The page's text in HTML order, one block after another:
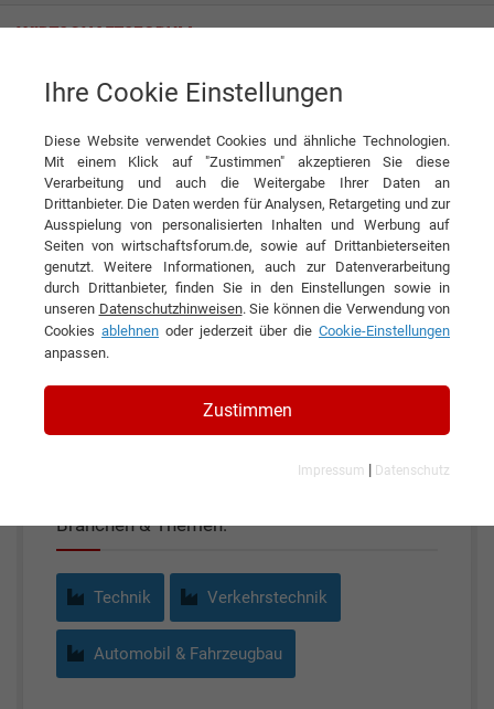
J.A. Becker & Söhne GmbH & Co. KG
KONTAKT
J.A. Becker & Söhne GmbH &
Co. KG
Branchen & Themen:
Technik Verkehrstechnik
Automobil & Fahrzeugbau
Ihre Cookie Einstellungen
Diese Website verwendet Cookies und ähnliche Technologien.
Mit einem Klick auf "Zustimmen" akzeptieren Sie diese
Verarbeitung und auch die Weitergabe Ihrer Daten an
Drittanbieter. Die Daten werden für Analysen, Retargeting und zur
Ausspielung von personalisierten Inhalten und Werbung auf
Seiten von wirtschaftsforum.de, sowie auf Drittanbieterseiten
genutzt. Weitere Informationen, auch zur Datenverarbeitung
durch Drittanbieter, finden Sie in den Einstellungen sowie in
unseren Datenschutzhinweisen. Sie können die Verwendung von
Cookies ablehnen oder jederzeit über die Cookie-Einstellungen
anpassen.
Zustimmen
Impressum | Datenschutz